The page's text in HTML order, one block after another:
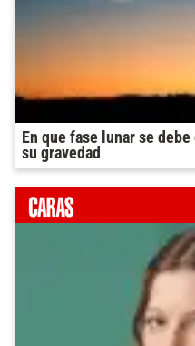
En que fase lunar se
su gravedad